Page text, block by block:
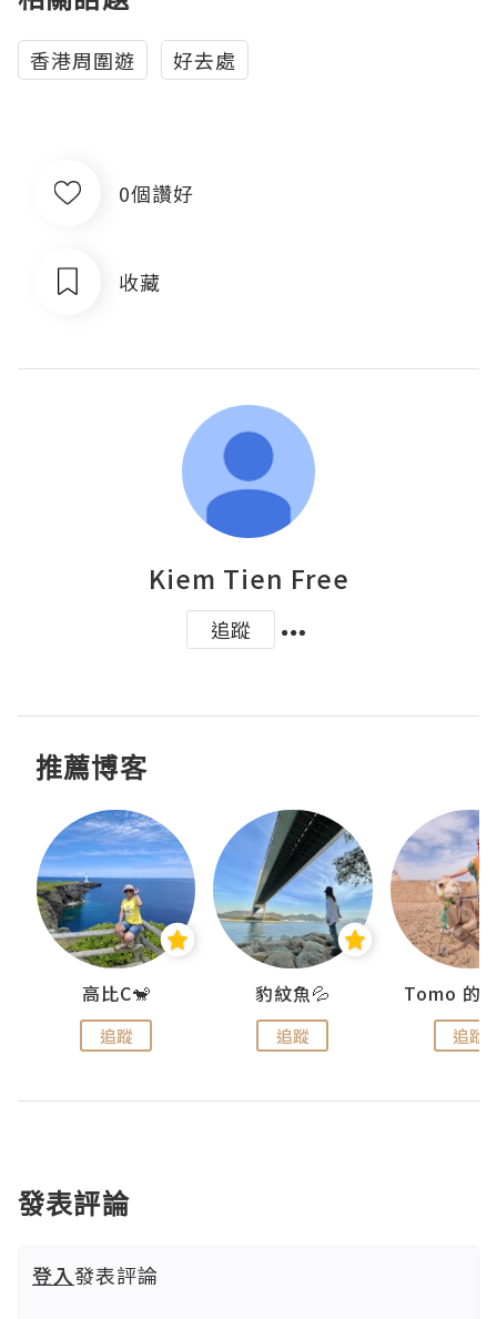
香港周圍遊 好去處
0個讚好
收藏
Kiem Tien Free
追蹤
推薦博客
高比C🐒
追蹤
豹紋魚💦
追蹤 追蹤
發表評論
登入發表評論